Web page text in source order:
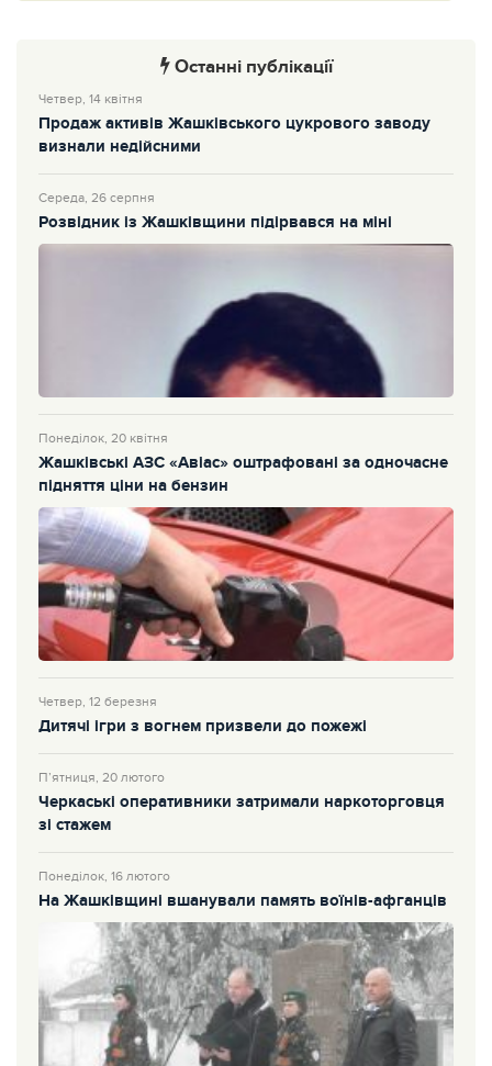
Останні публікації
Четвер, 14 квітня
Продаж активів Жашківського цукрового заводу
визнали недійсними
Середа, 26 серпня
Розвідник із Жашківщини підірвався на міні
Понеділок, 20 квітня
Жашківські АЗС «Авіас» оштрафовані за одночасне
підняття ціни на бензин
Четвер, 12 березня
Дитячі ігри з вогнем призвели до пожежі
П’ятниця, 20 лютого
Черкаські оперативники затримали наркоторговця
зі стажем
Понеділок, 16 лютого
На Жашківщині вшанували память воїнів-афганців